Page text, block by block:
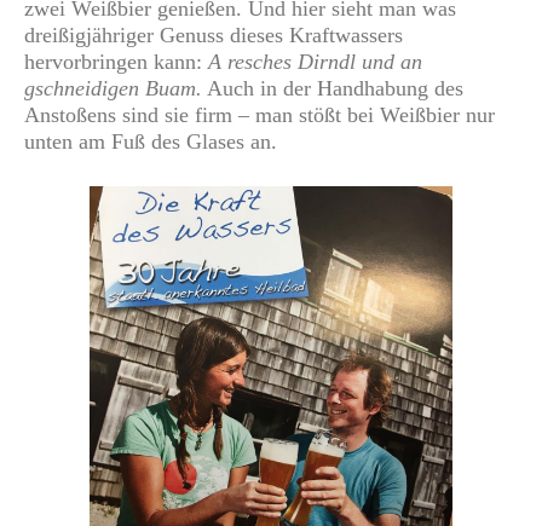
zwei Weißbier genießen. Und hier sieht man was
dreißigjähriger Genuss dieses Kraftwassers
hervorbringen kann:A resches Dirndl und an
gschneidigen Buam. Auch in der Handhabung des
Anstoßens sind sie firm – man stößt bei Weißbier nur
unten am Fuß des Glases an.